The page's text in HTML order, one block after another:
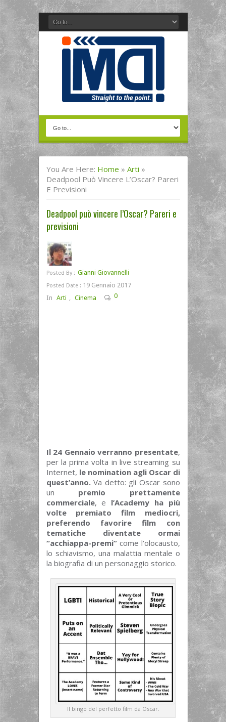
You Are Here: Home » Arti »
Deadpool Può Vincere L’Oscar? Pareri
E Previsioni
Deadpool può vincere l’Oscar? Pareri e
previsioni
Posted By : Gianni Giovannelli
Posted Date : 19 Gennaio 2017
In Arti , Cinema 0
Il 24 Gennaio verranno presentate,
per la prima volta in live streaming su
Internet, le nomination agli Oscar di
quest’anno.Va detto: gli Oscar sono
un premio prettamente
commerciale, e l’Academy ha più
volte premiato film mediocri,
preferendo favorire film con
tematiche diventate ormai
“acchiappa-premi”come l’olocausto,
lo schiavismo, una malattia mentale o
la biografia di un personaggio storico.
Il bingo del perfetto film da Oscar.